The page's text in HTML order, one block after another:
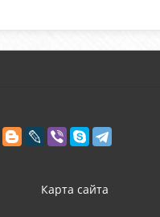
Карта сайта